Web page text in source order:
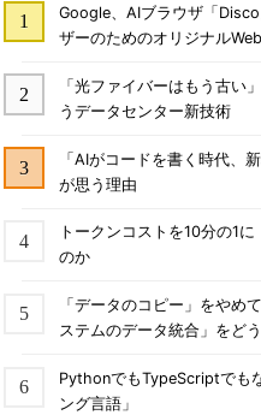
Google、AIブラウザ「
ザーのためのオリジナル
「光ファイバーはもう古
うデータセンター新技術
「AIがコードを書く時代、
が思う理由
トークンコストを10分の1
のか
「データのコピー」をや
ステムのデータ統合」をど
PythonでもTypeScriptでも
ング言語」